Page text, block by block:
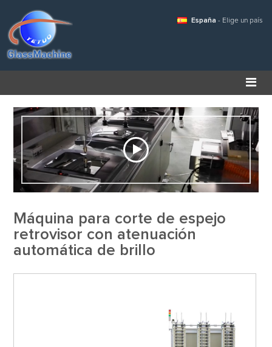
España - Elige un país
Máquina para corte de espejo
retrovisor con atenuación
automática de brillo